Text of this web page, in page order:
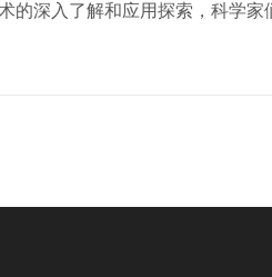
的深入了解和应用探索，科学